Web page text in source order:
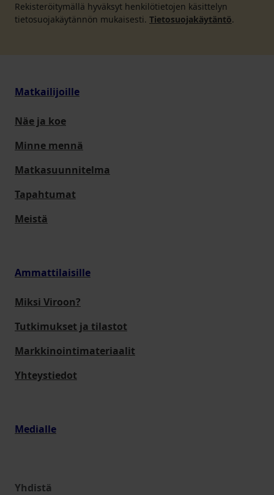
Rekisteröitymällä hyväksyt henkilötietojen käsittelyn
tietosuojakäytännön mukaisesti. Tietosuojakäytäntö.
Matkailijoille
Näe ja koe
Minne mennä
Matkasuunnitelma
Tapahtumat
Meistä
Ammattilaisille
Miksi Viroon?
Tutkimukset ja tilastot
Markkinointimateriaalit
Yhteystiedot
Medialle
Yhdistä